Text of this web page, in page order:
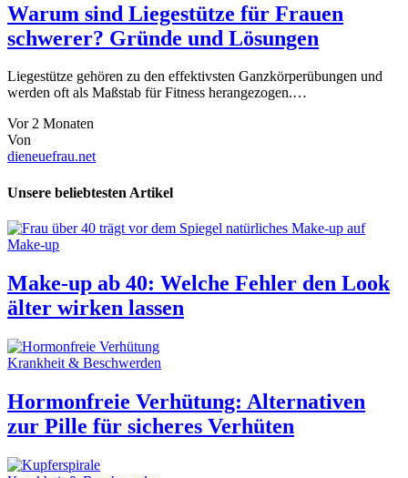
Warum sind Liegestütze für Frauen
schwerer? Gründe und Lösungen
Liegestütze gehören zu den effektivsten Ganzkörperübungen und
werden oft als Maßstab für Fitness herangezogen.…
Vor 2 Monaten
Von
dieneuefrau.net
Unsere beliebtesten Artikel
Make-up
Make-up ab 40: Welche Fehler den Look
älter wirken lassen
Krankheit & Beschwerden
Hormonfreie Verhütung: Alternativen
zur Pille für sicheres Verhüten